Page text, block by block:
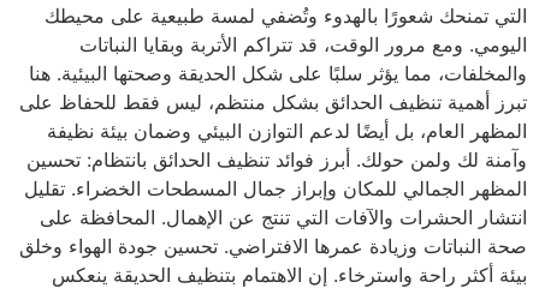
التي تمنحك شعورًا بالهدوء وتُضفي لمسة طبيعية على محيطك
اليومي. ومع مرور الوقت، قد تتراكم الأتربة وبقايا النباتات
والمخلفات، مما يؤثر سلبًا على شكل الحديقة وصحتها البيئية. هنا
تبرز أهمية تنظيف الحدائق بشكل منتظم، ليس فقط للحفاظ على
المظهر العام، بل أيضًا لدعم التوازن البيئي وضمان بيئة نظيفة
وآمنة لك ولمن حولك. أبرز فوائد تنظيف الحدائق بانتظام: تحسين
المظهر الجمالي للمكان وإبراز جمال المسطحات الخضراء. تقليل
انتشار الحشرات والآفات التي تنتج عن الإهمال. المحافظة على
صحة النباتات وزيادة عمرها الافتراضي. تحسين جودة الهواء وخلق
بيئة أكثر راحة واسترخاء. إن الاهتمام بتنظيف الحديقة ينعكس